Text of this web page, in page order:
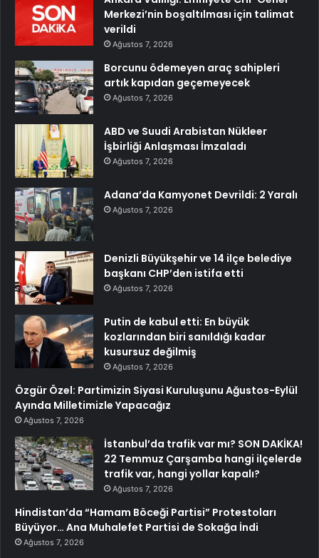
Merkezi’nin boşaltılması için talimat
verildi
Ağustos 7, 2026
Borcunu ödemeyen araç sahipleri
artık kapıdan geçemeyecek
Ağustos 7, 2026
ABD ve Suudi Arabistan Nükleer
İşbirliği Anlaşması İmzaladı
Ağustos 7, 2026
Adana’da Kamyonet Devrildi: 2 Yaralı
Ağustos 7, 2026
Denizli Büyükşehir ve 14 ilçe belediye
başkanı CHP’den istifa etti
Ağustos 7, 2026
Putin de kabul etti: En büyük
kozlarından biri sanıldığı kadar
kusursuz değilmiş
Ağustos 7, 2026
Özgür Özel: Partimizin Siyasi Kuruluşunu Ağustos-Eylül
Ayında Milletimizle Yapacağız
Ağustos 7, 2026
İstanbul’da trafik var mı? SON DAKİKA!
22 Temmuz Çarşamba hangi ilçelerde
trafik var, hangi yollar kapalı?
Ağustos 7, 2026
Hindistan’da “Hamam Böceği Partisi” Protestoları
Büyüyor… Ana Muhalefet Partisi de Sokağa İndi
Ağustos 7, 2026